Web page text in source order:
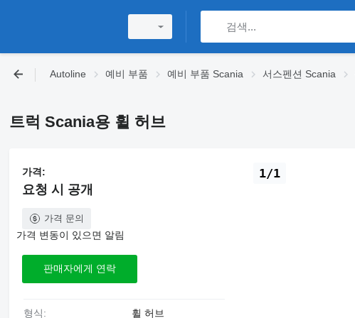
Autoline 예비 부품 예비 부품 Scania 서스펜션 Scania
트럭 Scania용 휠 허브
1/1
가격:
요청 시 공개
가격 문의
가격 변동이 있으면 알림
판매자에게 연락
형식: 휠 허브